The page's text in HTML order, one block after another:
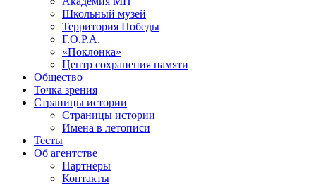
Школьный музей
Территория Победы
Г.О.Р.А.
«Поклонка»
Центр сохранения памяти
Общество
Точка зрения
Страницы истории
Страницы истории
Имена в летописи
Тесты
Об агентстве
Партнеры
Контакты